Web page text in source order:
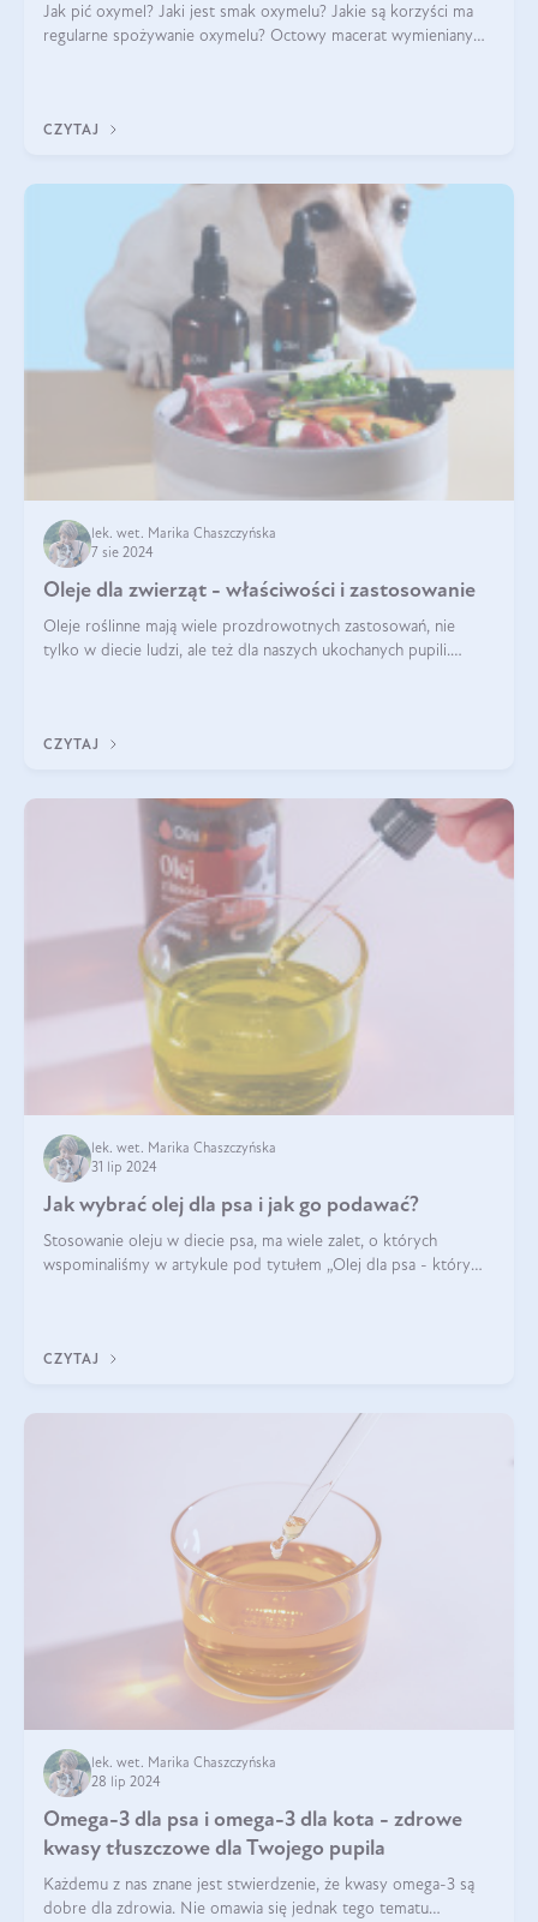
Jak pić oxymel? Jaki jest smak oxymelu? Jakie są korzyści ma
regularne spożywanie oxymelu? Octowy macerat wymieniany
CZYTAJ
lek. wet. Marika Chaszczyńska
7 sie 2024
Oleje dla zwierząt - właściwości i zastosowanie
Oleje roślinne mają wiele prozdrowotnych zastosowań, nie
tylko w diecie ludzi, ale też dla naszych ukochanych pupili.
CZYTAJ
lek. wet. Marika Chaszczyńska
31 lip 2024
Jak wybrać olej dla psa i jak go podawać?
Stosowanie oleju w diecie psa, ma wiele zalet, o których
wspominaliśmy w artykule pod tytułem „Olej dla psa - który
CZYTAJ
lek. wet. Marika Chaszczyńska
28 lip 2024
Omega-3 dla psa i omega-3 dla kota - zdrowe
kwasy tłuszczowe dla Twojego pupila
Każdemu z nas znane jest stwierdzenie, że kwasy omega-3 są
dobre dla zdrowia. Nie omawia się jednak tego tematu